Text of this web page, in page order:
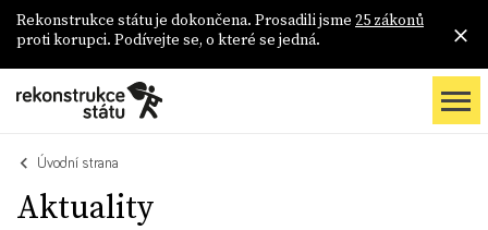
Rekonstrukce státu je dokončena. Prosadili jsme 25 zákonů
proti korupci. Podívejte se, o které se jedná.
Úvodní strana
Aktuality